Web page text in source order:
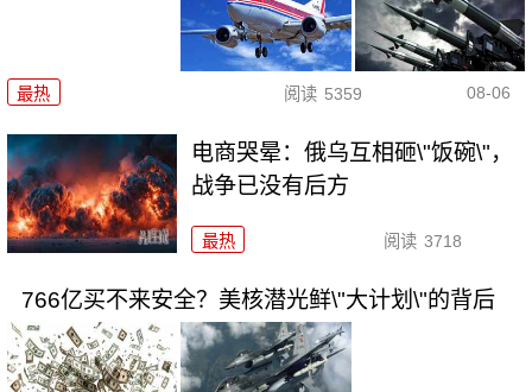
最热 阅读 5359 08-06
电商哭晕：俄乌互相砸\"饭碗\"，
战争已没有后方
最热 阅读 3718
766亿买不来安全？美核潜光鲜\"大计划\"的背后